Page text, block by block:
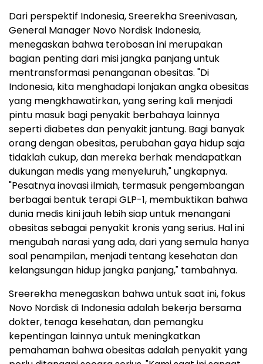
Dari perspektif Indonesia, Sreerekha Sreenivasan,
General Manager Novo Nordisk Indonesia,
menegaskan bahwa terobosan ini merupakan
bagian penting dari misi jangka panjang untuk
mentransformasi penanganan obesitas. "Di
Indonesia, kita menghadapi lonjakan angka obesitas
yang mengkhawatirkan, yang sering kali menjadi
pintu masuk bagi penyakit berbahaya lainnya
seperti diabetes dan penyakit jantung. Bagi banyak
orang dengan obesitas, perubahan gaya hidup saja
tidaklah cukup, dan mereka berhak mendapatkan
dukungan medis yang menyeluruh," ungkapnya.
"Pesatnya inovasi ilmiah, termasuk pengembangan
berbagai bentuk terapi GLP-1, membuktikan bahwa
dunia medis kini jauh lebih siap untuk menangani
obesitas sebagai penyakit kronis yang serius. Hal ini
mengubah narasi yang ada, dari yang semula hanya
soal penampilan, menjadi tentang kesehatan dan
kelangsungan hidup jangka panjang," tambahnya.
Sreerekha menegaskan bahwa untuk saat ini, fokus
Novo Nordisk di Indonesia adalah bekerja bersama
dokter, tenaga kesehatan, dan pemangku
kepentingan lainnya untuk meningkatkan
pemahaman bahwa obesitas adalah penyakit yang